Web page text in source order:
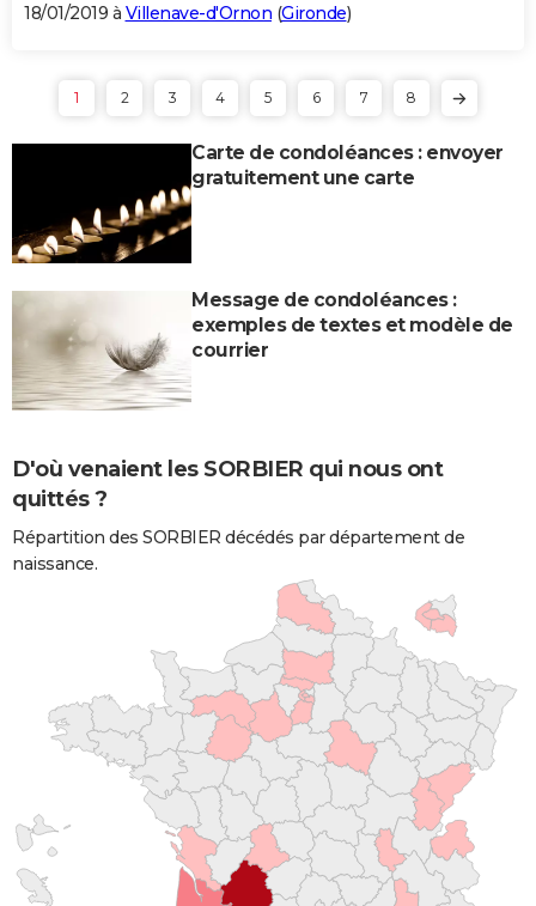
18/01/2019 à Villenave-d'Ornon (Gironde)
1 2 3 4 5 6 7 8
Carte de condoléances : envoyer
gratuitement une carte
Message de condoléances :
exemples de textes et modèle de
courrier
D'où venaient les SORBIER qui nous ont
quittés ?
Répartition des SORBIER décédés par département de
naissance.